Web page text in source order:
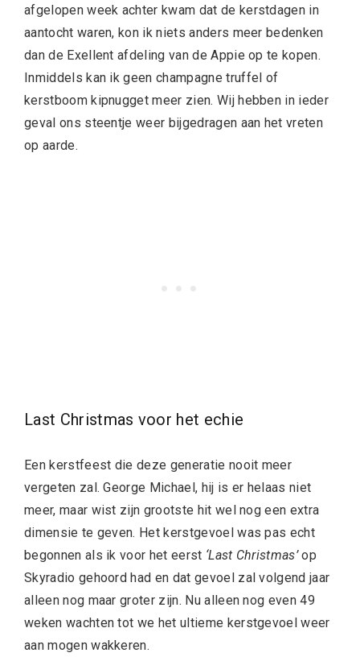
afgelopen week achter kwam dat de kerstdagen in
aantocht waren, kon ik niets anders meer bedenken
dan de Exellent afdeling van de Appie op te kopen.
Inmiddels kan ik geen champagne truffel of
kerstboom kipnugget meer zien. Wij hebben in ieder
geval ons steentje weer bijgedragen aan het vreten
op aarde.
Last Christmas voor het echie
Een kerstfeest die deze generatie nooit meer
vergeten zal. George Michael, hij is er helaas niet
meer, maar wist zijn grootste hit wel nog een extra
dimensie te geven. Het kerstgevoel was pas echt
begonnen als ik voor het eerst ‘Last Christmas’op
Skyradio gehoord had en dat gevoel zal volgend jaar
alleen nog maar groter zijn. Nu alleen nog even 49
weken wachten tot we het ultieme kerstgevoel weer
aan mogen wakkeren.